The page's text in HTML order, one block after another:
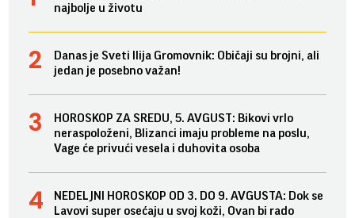
najbolje u životu
Danas je Sveti Ilija Gromovnik: Običaji su brojni, ali
jedan je posebno važan!
HOROSKOP ZA SREDU, 5. AVGUST: Bikovi vrlo
neraspoloženi, Blizanci imaju probleme na poslu,
Vage će privući vesela i duhovita osoba
NEDELJNI HOROSKOP OD 3. DO 9. AVGUSTA: Dok se
Lavovi super osećaju u svoj koži, Ovan bi rado